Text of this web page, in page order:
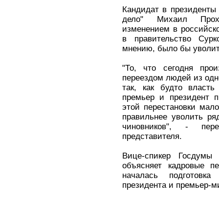
Кандидат в
дело" Михаил
изменением в
в правительство
мнению, было бы
"То, что сегодня
переездом людей из
так, как будто
премьер и президент
этой перестановки
правильнее уволить
чиновников", -
представителя.
Вице-спикер
объясняет кадровые
началась
президента и премьер-